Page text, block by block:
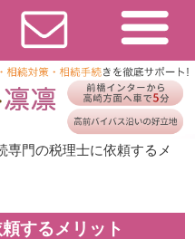
専門の税理士に依頼するメ
するメリット